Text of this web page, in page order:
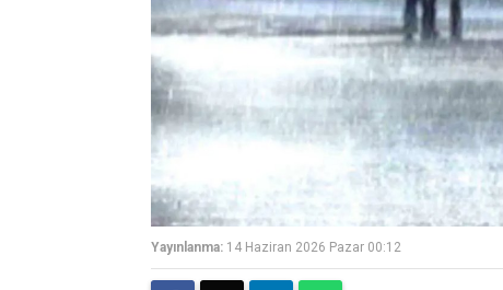
Yayınlanma: 14 Haziran 2026 Pazar 00:12